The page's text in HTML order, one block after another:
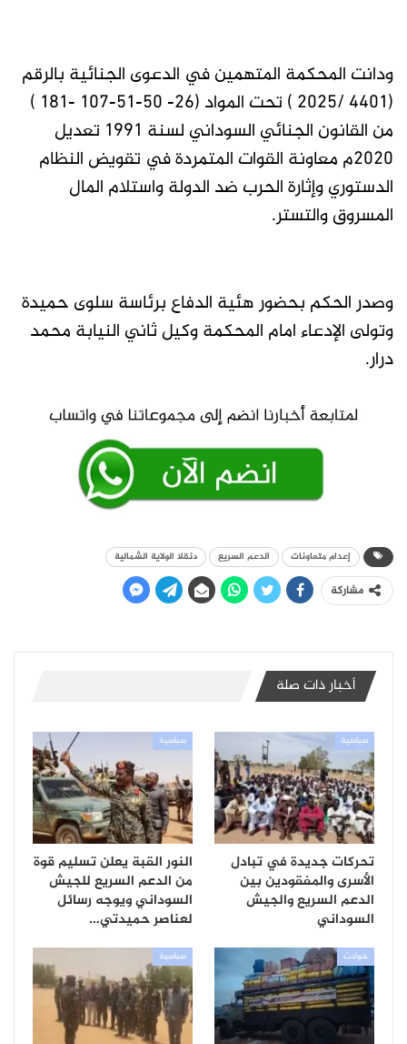
ودانت المحكمة المتهمين في الدعوى الجنائية بالرقم
(4401 /2025 ) تحت المواد (26- 50-51-107 -181 )
من القانون الجنائي السوداني لسنة 1991 تعديل
2020م معاونة القوات المتمردة في تقويض النظام
الدستوري وإثارة الحرب ضد الدولة واستلام المال
المسروق والتستر.
وصدر الحكم بحضور هئية الدفاع برئاسة سلوى حميدة
وتولى الإدعاء امام المحكمة وكيل ثاني النيابة محمد
درار.
إعدام متعاونات الدعم السريع دنقلا الولاية الشمالية
مشاركة
أخبار ذات صلة
سياسية
تحركات جديدة في تبادل
الأسرى والمفقودين بين
الدعم السريع والجيش
السوداني
سياسية
النور القبة يعلن تسليم قوة
من الدعم السريع للجيش
السوداني ويوجه رسائل
لعناصر حميدتي…
حوادث سياسية